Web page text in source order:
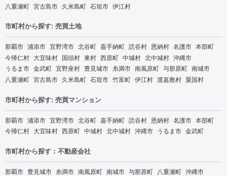
八重瀬町 宮古島市 久米島町 石垣市 伊江村
市町村から探す: 売買土地
那覇市 浦添市 宜野湾市 北谷町 嘉手納町 読谷村 恩納村 名護市 本部町
今帰仁村 大宜味村 国頭村 東村 西原町 中城村 北中城村 沖縄市
うるま市 金武町 宜野座村 豊見城市 糸満市 南風原町 与那原町 南城市
八重瀬町 宮古島市 久米島町 石垣市 竹富町 伊江村 渡嘉敷村 粟国村
市町村から探す: 売買マンション
那覇市 浦添市 宜野湾市 北谷町 嘉手納町 読谷村 恩納村 名護市 本部町
今帰仁村 大宜味村 西原町 中城村 北中城村 沖縄市 うるま市 金武町
市町村から探す：不動産会社
那覇市 豊見城市 糸満市 南風原町 南城市 与那原町 八重瀬町 沖縄市